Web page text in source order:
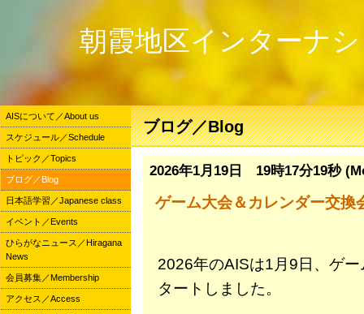
朝霞地区インターナ
ブログ／Blog
2026年1月19日 19時17分19秒
ゲーム大会＆カレンダー交換
2026年のAISは1月9日、ゲ
タートしました。
AISについて／About us
スケジュール／Schedule
トピック／Topics
ブログ／Blog
日本語学習／Japanese class
イベント／Events
ひらがなニュース／Hiragana
News
会員募集／Membership
アクセス／Access